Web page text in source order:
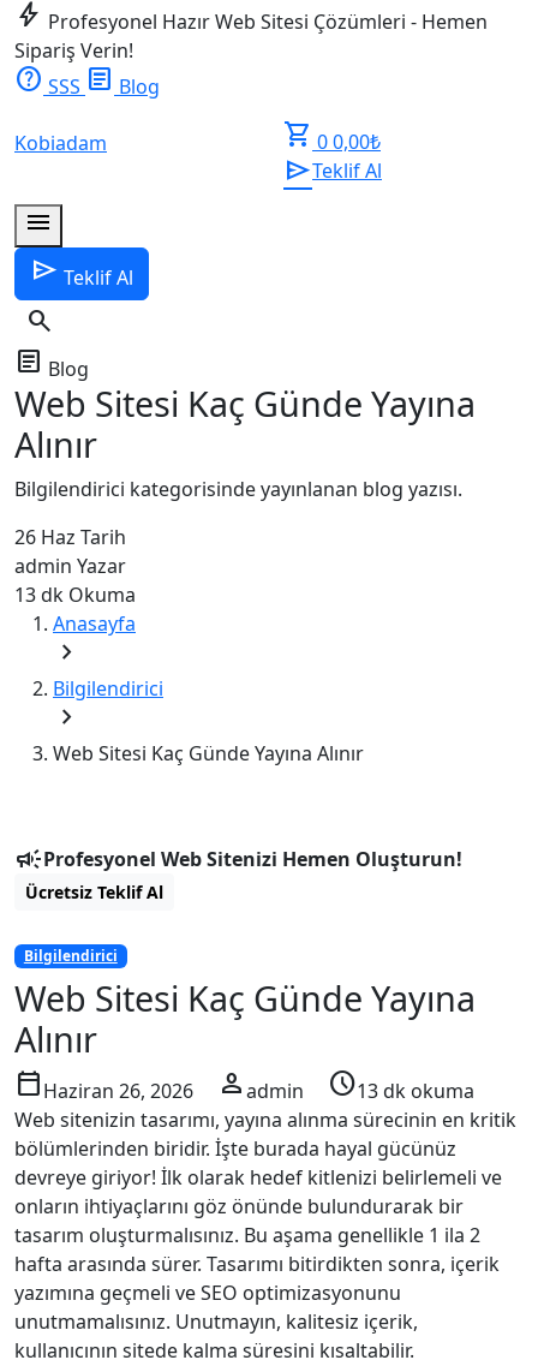
bolt Profesyonel Hazır Web Sitesi Çözümleri - Hemen
Sipariş Verin!
help SSS article Blog
Kobiadam shopping_cart 00,00₺
sendTeklif Al
menu
send Teklif Al
search
article Blog
Web Sitesi Kaç Günde Yayına
Alınır
Bilgilendirici kategorisinde yayınlanan blog yazısı.
26 Haz Tarih
admin Yazar
13 dk Okuma
Anasayfa
chevron_right
Bilgilendirici
chevron_right
Web Sitesi Kaç Günde Yayına Alınır
campaignProfesyonel Web Sitenizi Hemen Oluşturun!
Ücretsiz Teklif Al
Bilgilendirici
Web Sitesi Kaç Günde Yayına
Alınır
calendar_todayHaziran 26, 2026 personadmin schedule13 dk okuma
Web sitenizin tasarımı, yayına alınma sürecinin en kritik
bölümlerinden biridir. İşte burada hayal gücünüz
devreye giriyor! İlk olarak hedef kitlenizi belirlemeli ve
onların ihtiyaçlarını göz önünde bulundurarak bir
tasarım oluşturmalısınız. Bu aşama genellikle 1 ila 2
hafta arasında sürer. Tasarımı bitirdikten sonra, içerik
yazımına geçmeli ve SEO optimizasyonunu
unutmamalısınız. Unutmayın, kalitesiz içerik,
kullanıcının sitede kalma süresini kısaltabilir.